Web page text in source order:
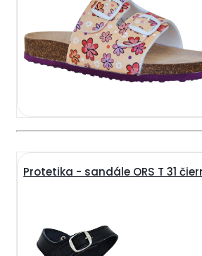
Protetika - sandále ORS T 31